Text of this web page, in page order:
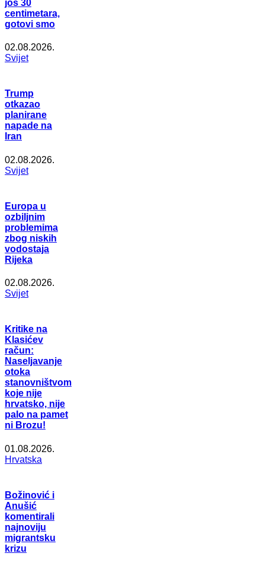
još 30
centimetara,
gotovi smo
02.08.2026.
Svijet
Trump
otkazao
planirane
napade na
Iran
02.08.2026.
Svijet
Europa u
ozbiljnim
problemima
zbog niskih
vodostaja
Rijeka
02.08.2026.
Svijet
Kritike na
Klasićev
račun:
Naseljavanje
otoka
stanovništvom
koje nije
hrvatsko, nije
palo na pamet
ni Brozu!
01.08.2026.
Hrvatska
Božinović i
Anušić
komentirali
najnoviju
migrantsku
krizu